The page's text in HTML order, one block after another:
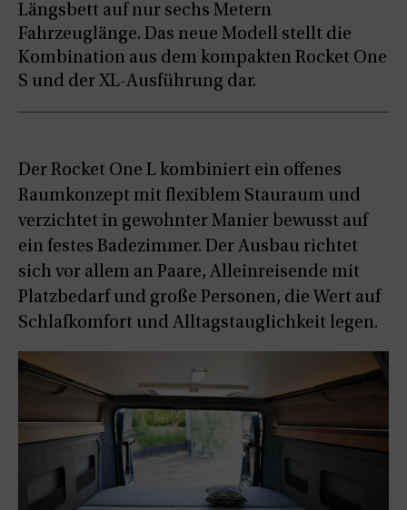
Längsbett auf nur sechs Metern
Fahrzeuglänge. Das neue Modell stellt die
Kombination aus dem kompakten Rocket One
S und der XL-Ausführung dar.
Der Rocket One L kombiniert ein offenes
Raumkonzept mit flexiblem Stauraum und
verzichtet in gewohnter Manier bewusst auf
ein festes Badezimmer. Der Ausbau richtet
sich vor allem an Paare, Alleinreisende mit
Platzbedarf und große Personen, die Wert auf
Schlafkomfort und Alltagstauglichkeit legen.